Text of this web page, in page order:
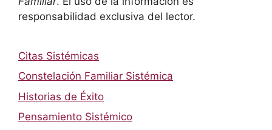
responsabilidad exclusiva del lector.
Citas Sistémicas
Constelación Familiar Sistémica
Historias de Éxito
Pensamiento Sistémico